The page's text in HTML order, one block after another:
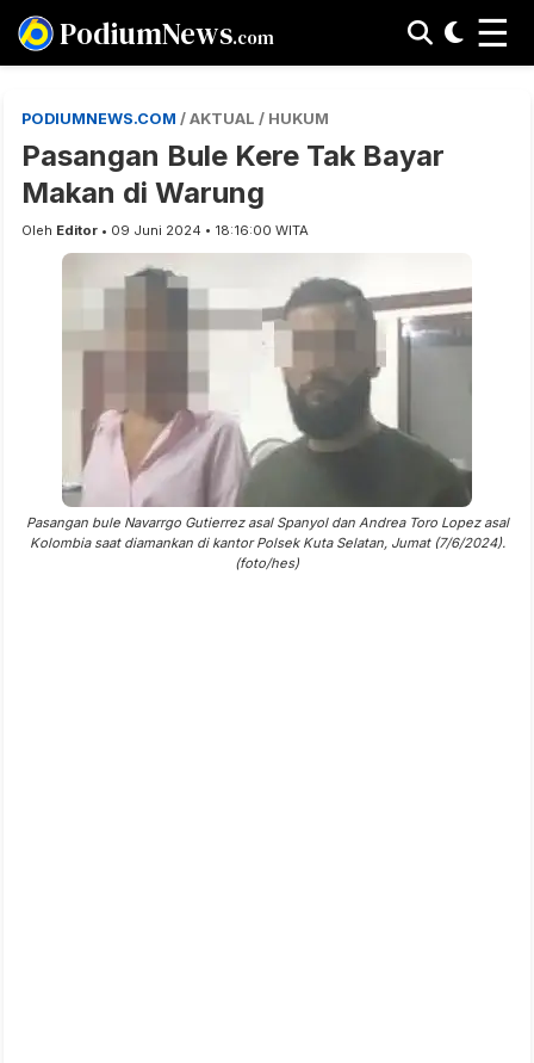
PodiumNews.com ☰
PODIUMNEWS.COM / AKTUAL / HUKUM
Pasangan Bule Kere Tak Bayar
Makan di Warung
Oleh Editor • 09 Juni 2024 • 18:16:00 WITA
Pasangan bule Navarrgo Gutierrez asal Spanyol dan Andrea Toro Lopez asal
Kolombia saat diamankan di kantor Polsek Kuta Selatan, Jumat (7/6/2024).
(foto/hes)